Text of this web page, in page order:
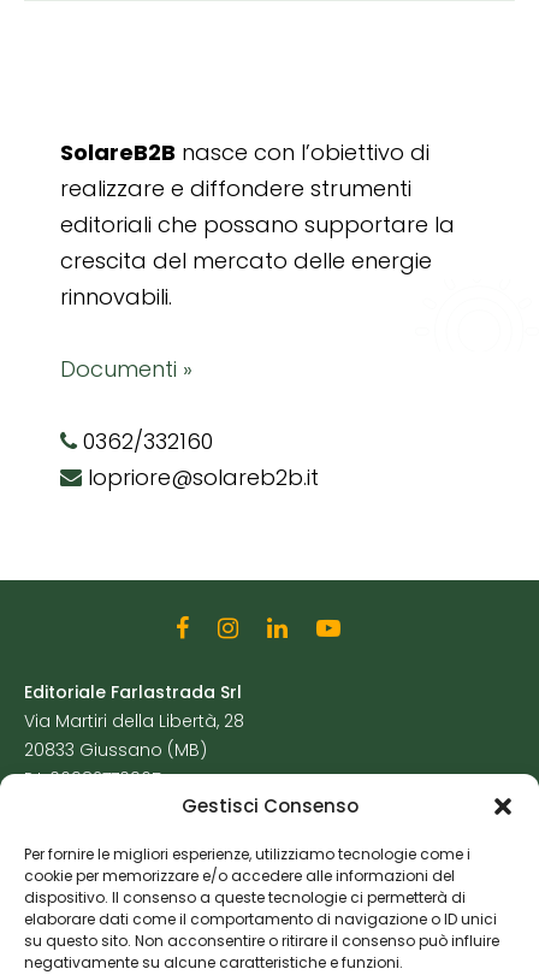
Gestisci Consenso
Per fornire le migliori esperienze, utilizziamo tecnologie come i
cookie per memorizzare e/o accedere alle informazioni del
dispositivo. Il consenso a queste tecnologie ci permetterà di
elaborare dati come il comportamento di navigazione o ID unici
su questo sito. Non acconsentire o ritirare il consenso può influire
negativamente su alcune caratteristiche e funzioni.
SolareB2B nasce con l’obiettivo di
realizzare e diffondere strumenti
editoriali che possano supportare la
crescita del mercato delle energie
rinnovabili.
Documenti »
0362/332160
lopriore@solareb2b.it
Editoriale Farlastrada Srl
Via Martiri della Libertà, 28
20833 Giussano (MB)
P.I. 06982770965
Cookie Policy
Risorse Aggiuntive